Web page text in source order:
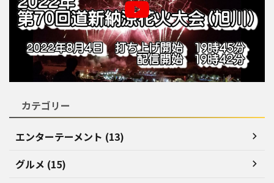
カテゴリー
エンターテーメント (13)
グルメ (15)